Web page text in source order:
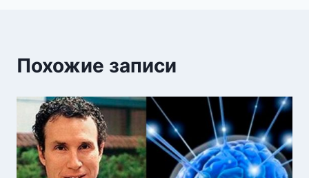
Похожие записи